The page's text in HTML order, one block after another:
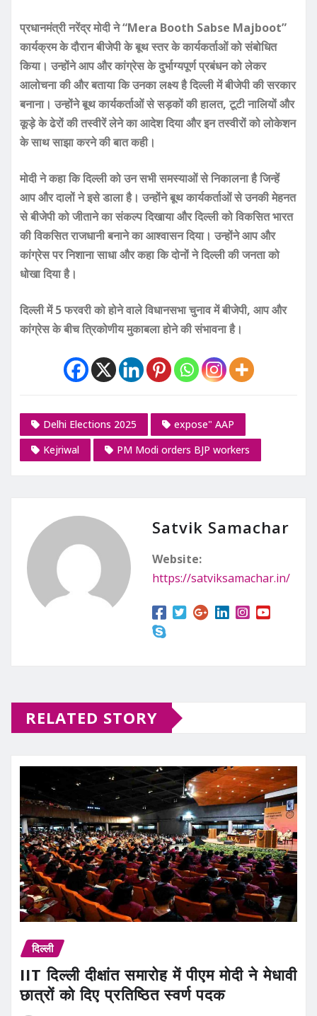
प्रधानमंत्री नरेंद्र मोदी ने “Mera Booth Sabse Majboot”
कार्यक्रम के दौरान बीजेपी के बूथ स्तर के कार्यकर्ताओं को संबोधित
किया। उन्होंने आप और कांग्रेस के दुर्भाग्यपूर्ण प्रबंधन को लेकर
आलोचना की और बताया कि उनका लक्ष्य है दिल्ली में बीजेपी की सरकार
बनाना। उन्होंने बूथ कार्यकर्ताओं से सड़कों की हालत, टूटी नालियों और
कूड़े के ढेरों की तस्वीरें लेने का आदेश दिया और इन तस्वीरों को लोकेशन
के साथ साझा करने की बात कही।
मोदी ने कहा कि दिल्ली को उन सभी समस्याओं से निकालना है जिन्हें
आप और दालों ने इसे डाला है। उन्होंने बूथ कार्यकर्ताओं से उनकी मेहनत
से बीजेपी को जीताने का संकल्प दिखाया और दिल्ली को विकसित भारत
की विकसित राजधानी बनाने का आश्वासन दिया। उन्होंने आप और
कांग्रेस पर निशाना साधा और कहा कि दोनों ने दिल्ली की जनता को
धोखा दिया है।
दिल्ली में 5 फरवरी को होने वाले विधानसभा चुनाव में बीजेपी, आप और
कांग्रेस के बीच त्रिकोणीय मुकाबला होने की संभावना है।
Delhi Elections 2025
expose" AAP
Kejriwal
PM Modi orders BJP workers
Satvik Samachar
Website:
https://satviksamachar.in/
RELATED STORY
दिल्ली
IIT दिल्ली दीक्षांत समारोह में पीएम मोदी ने मेधावी
छात्रों को दिए प्रतिष्ठित स्वर्ण पदक